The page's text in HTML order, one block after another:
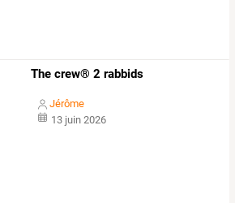
The crew® 2 rabbids
Jérôme
13 juin 2026